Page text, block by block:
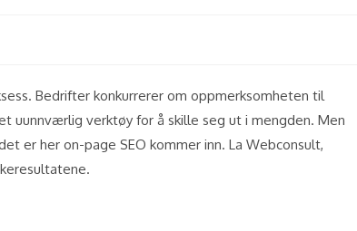
Bedrifter konkurrerer om oppmerksomheten til
uunnværlig verktøy for å skille seg ut i mengden. Men
er her on-page SEO kommer inn. La Webconsult,